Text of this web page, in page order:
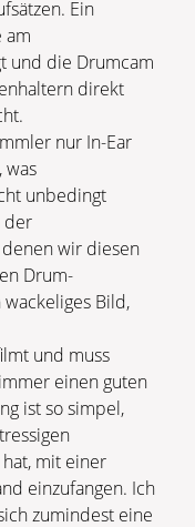
Ein
am
und die Drumcam
direkt
nur In-Ear
was
unbedingt
der
wir diesen
Drum-
Bild,
und muss
einen guten
ist so simpel,
mit einer
einzufangen. Ich
zumindest eine